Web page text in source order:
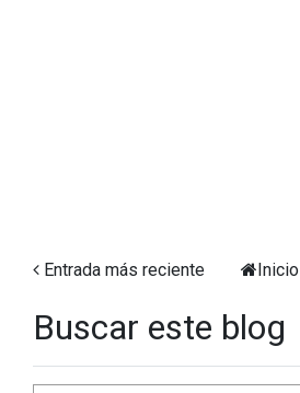
Entrada más reciente Inicio
Buscar este blog